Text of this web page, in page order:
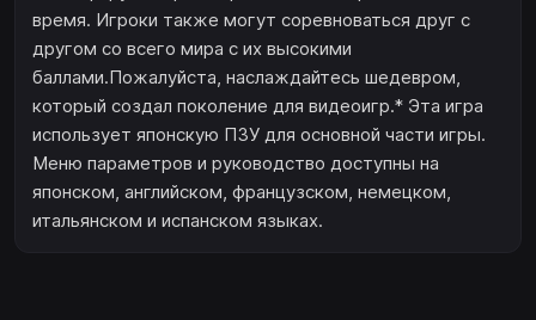
время. Игроки также могут соревноваться друг с
другом со всего мира с их высокими
баллами.Пожалуйста, наслаждайтесь шедевром,
который создал поколение для видеоигр.* Эта игра
использует японскую ПЗУ для основной части игры.
Меню параметров и руководство доступны на
японском, английском, французском, немецком,
итальянском и испанском языках.